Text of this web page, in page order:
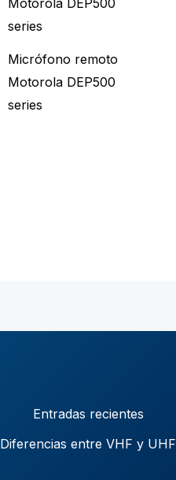
Micrófono remoto
Motorola DEP500
series
Entradas recientes
Diferencias entre VHF y UHF